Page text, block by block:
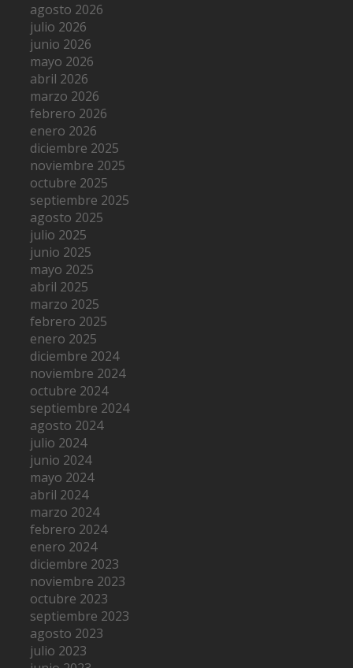
agosto 2026
julio 2026
junio 2026
mayo 2026
abril 2026
marzo 2026
febrero 2026
enero 2026
diciembre 2025
noviembre 2025
octubre 2025
septiembre 2025
agosto 2025
julio 2025
junio 2025
mayo 2025
abril 2025
marzo 2025
febrero 2025
enero 2025
diciembre 2024
noviembre 2024
octubre 2024
septiembre 2024
agosto 2024
julio 2024
junio 2024
mayo 2024
abril 2024
marzo 2024
febrero 2024
enero 2024
diciembre 2023
noviembre 2023
octubre 2023
septiembre 2023
agosto 2023
julio 2023